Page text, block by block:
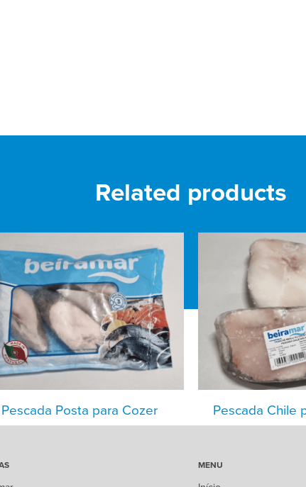
Related products
Pescada Posta para Cozer Pescada Chile
MENU